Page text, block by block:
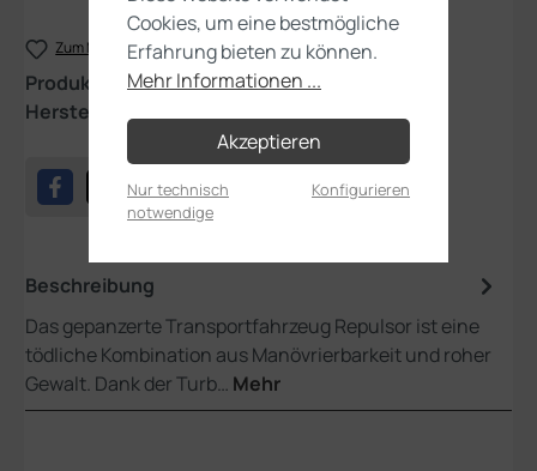
Zum Merkzettel hinzufügen
Produktnummer:48-78
Hersteller:
Beschreibung
Das gepanzerte Transportfahrzeug Repulsor ist eine
tödliche Kombination aus Manövrierbarkeit und roher
Gewalt. Dank der Turb… Mehr
Cookies, um eine bestmögliche
Erfahrung bieten zu können.
Mehr Informationen ...
Akzeptieren
Nur technisch
notwendige
Konfigurieren